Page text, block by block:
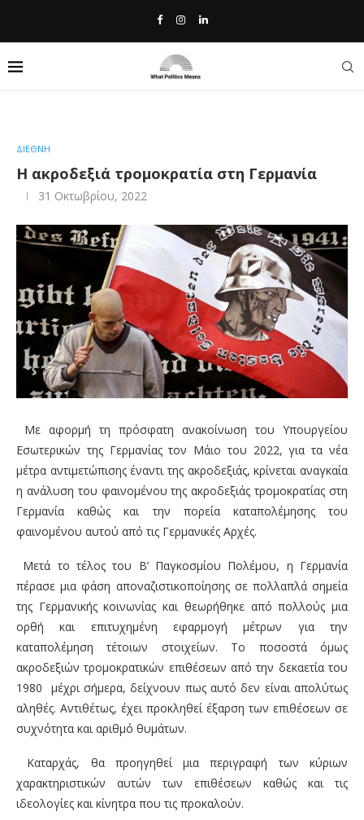
ΔΙΕΘΝΗ
Η ακροδεξιά τρομοκρατία στη Γερμανία
31 Οκτωβρίου, 2022
Με αφορμή τη πρόσφατη ανακοίνωση του Υπουργείου
Εσωτερικών της Γερμανίας τον Μάιο του 2022, για τα νέα
μέτρα αντιμετώπισης έναντι της ακροδεξιάς, κρίνεται αναγκαία
η ανάλυση του φαινομένου της ακροδεξιάς τρομοκρατίας στη
Γερμανία καθώς και την πορεία καταπολέμησης του
φαινομένου αυτού από τις Γερμανικές Αρχές.
Μετά το τέλος του Β’ Παγκοσμίου Πολέμου, η Γερμανία
πέρασε μια φάση αποναζιστικοποίησης σε πολλαπλά σημεία
της Γερμανικής κοινωνίας και θεωρήθηκε από πολλούς μια
ορθή και επιτυχημένη εφαρμογή μέτρων για την
καταπολέμηση τέτοιων στοιχείων. Το ποσοστά όμως
ακροδεξιών τρομοκρατικών επιθέσεων από την δεκαετία του
1980 μέχρι σήμερα, δείχνουν πως αυτό δεν είναι απολύτως
αληθές. Αντιθέτως, έχει προκληθεί έξαρση των επιθέσεων σε
συχνότητα και αριθμό θυμάτων.
Καταρχάς, θα προηγηθεί μια περιγραφή των κύριων
χαρακτηριστικών αυτών των επιθέσεων καθώς και τις
ιδεολογίες και κίνητρα που τις προκαλούν.